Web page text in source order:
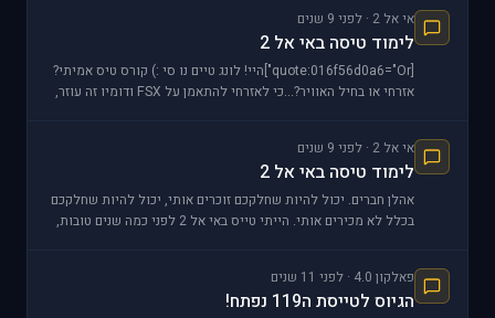
אי אל 2 · לפני 9 שנים
לימוד טיסה באי אל 2
[quote:016f56d0a6="Or"]היי! לונג טיים נו סי :) קורס טיס אמיתי?
אזרחי או בחיל האוויר?...כי לאזרחי להתאמן על FSX ודומיו זה עוזר,
אי אל 2 · לפני 9 שנים
לימוד טיסה באי אל 2
אהלן חברים. יכול להיות שחלקכם זוכרים אותי, יכול להיות שחלקכם
בכלל לא מכירים אותי. הייתי טייס באי אל 2 לפני כמה שנים טובות,
פאלקון 4.0 · לפני 11 שנים
הגיוס לטייסת ה119 נפתח!